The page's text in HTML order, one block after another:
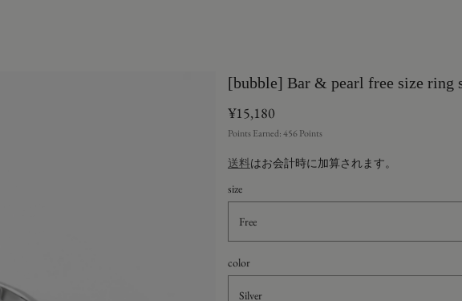
[bubble] Bar & pearl free size ring
¥15,180
Points Earned:456Points
送料はお会計時に加算されます。
size
Free
color
Silver